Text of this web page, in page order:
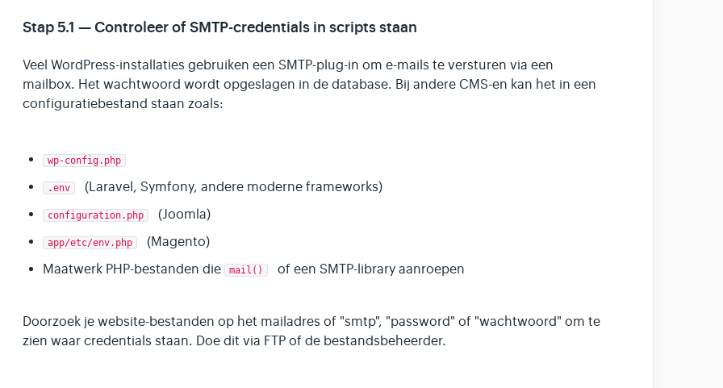
Stap 5.1 — Controleer of SMTP-credentials in scripts staan
Veel WordPress-installaties gebruiken een SMTP-plug-in om e-mails te versturen via een
mailbox. Het wachtwoord wordt opgeslagen in de database. Bij andere CMS-en kan het in een
configuratiebestand staan zoals:
wp-config.php
.env (Laravel, Symfony, andere moderne frameworks)
configuration.php (Joomla)
app/etc/env.php
(Magento)
Maatwerk PHP-bestanden die
mail() of een SMTP-library aanroepen
Doorzoek je website-bestanden op het mailadres of "smtp", "password" of "wachtwoord" om te
zien waar credentials staan. Doe dit via FTP of de bestandsbeheerder.